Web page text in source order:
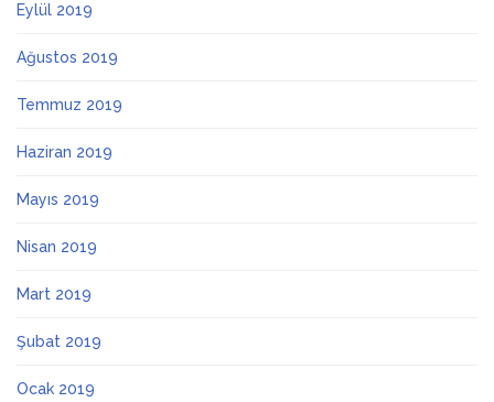
Eylül 2019
Ağustos 2019
Temmuz 2019
Haziran 2019
Mayıs 2019
Nisan 2019
Mart 2019
Şubat 2019
Ocak 2019